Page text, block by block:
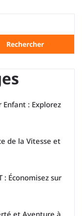
Rechercher
: Explorez
de la Vitesse et
: Économisez sur
et Aventure à